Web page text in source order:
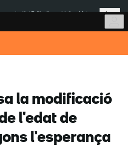
Més
la modificació
l'edat de
l'esperança